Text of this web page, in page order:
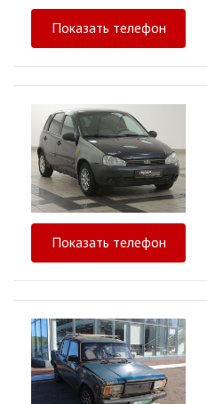
Показать телефон
Показать телефон